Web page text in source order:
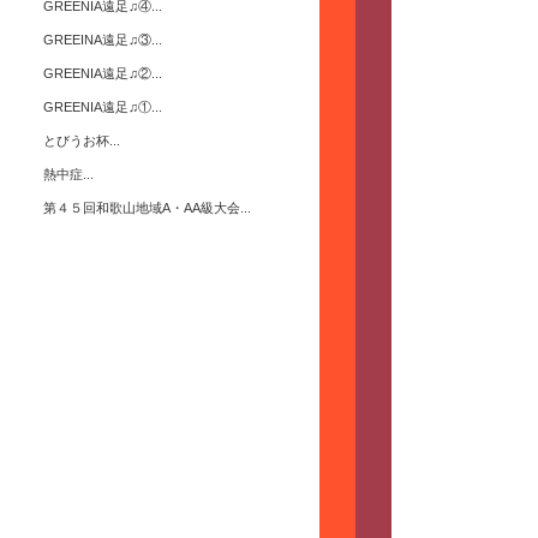
GREENIA遠足♫④...
GREEINA遠足♫③...
GREENIA遠足♫②...
GREENIA遠足♫①...
とびうお杯...
熱中症...
第４５回和歌山地域A・AA級大会...